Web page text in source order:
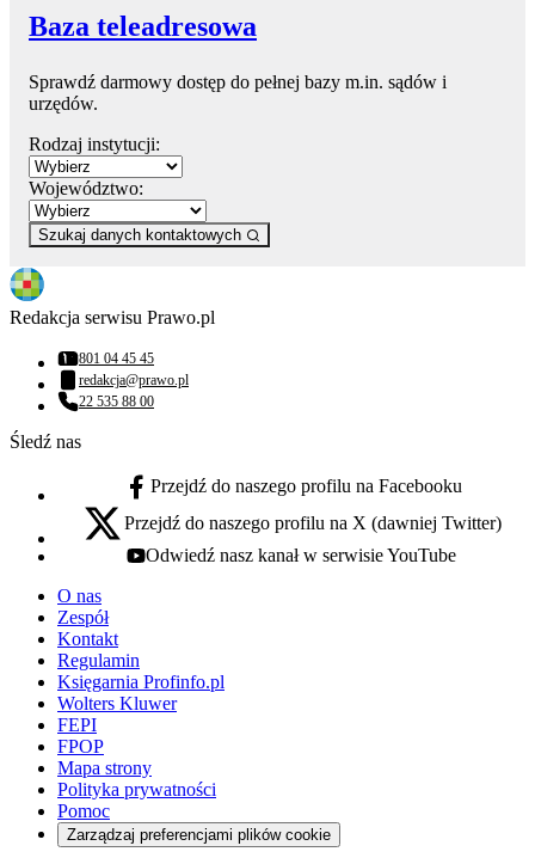
Baza teleadresowa
Sprawdź darmowy dostęp do pełnej bazy m.in. sądów i
urzędów.
Rodzaj instytucji:
Województwo:
Szukaj danych kontaktowych
Redakcja serwisu Prawo.pl
Numer telefonu:
801 04 45 45
Adres email:
redakcja@prawo.pl
Numer telefonu:
22 535 88 00
Śledź nas
facebook - otwiera się w nowej karcie
Przejdź do naszego profilu na Facebooku
x - otwiera się w nowej karcie
Przejdź do naszego profilu na X (dawniej Twitter)
youtube - otwiera się w nowej karcie
Odwiedź nasz kanał w serwisie YouTube
O nas
Zespół
Kontakt
Regulamin
Księgarnia Profinfo.pl
Wolters Kluwer
FEPI
FPOP
Mapa strony
Polityka prywatności
Pomoc
Zarządzaj preferencjami plików cookie